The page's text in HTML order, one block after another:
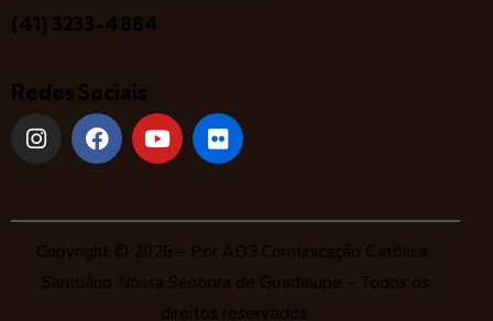
(41) 3233-4884
Redes Sociais
Copyright © 2026 – Por AD3 Comunicação Católica .
Santuário Nossa Senhora de Guadalupe – Todos os
direitos reservados.